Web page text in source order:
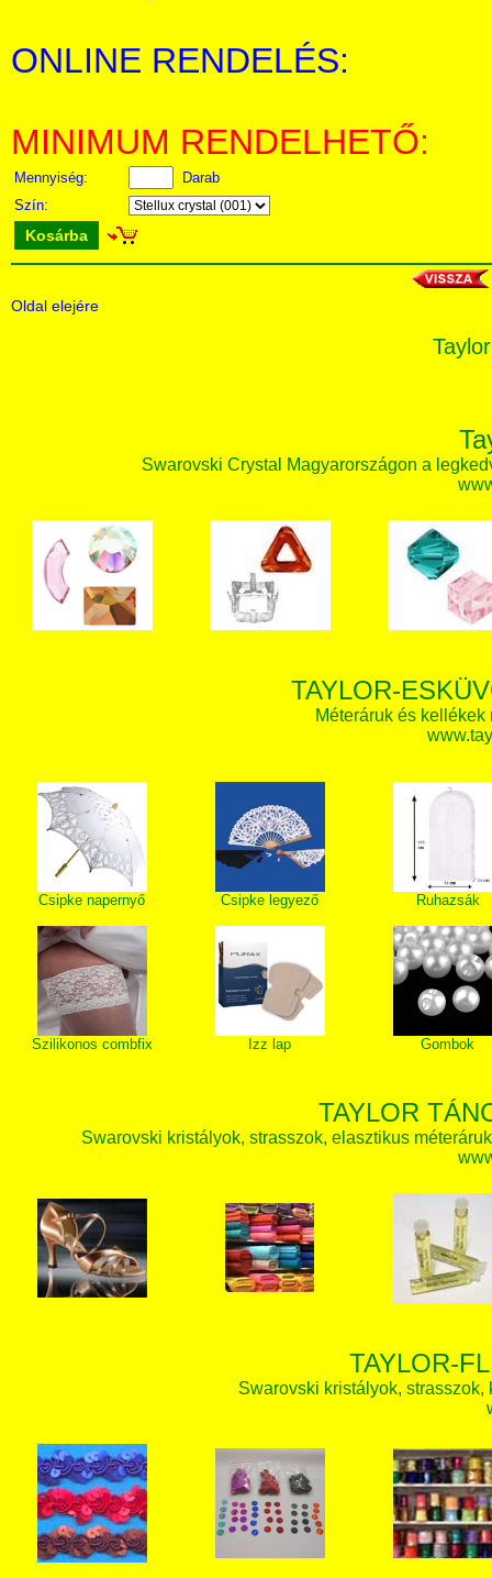
ONLINE RENDELÉS:
MINIMUM RENDELHETŐ:
Mennyiség:
Darab
Szín:
Kosárba
Oldal elejére
Swarovski Crystal Magyarországon a
TAYLOR-
Méteráruk és
Csipke napernyő Csipke legyező Ruhazsák
Szilikonos combfix Izz lap Gombok
TAYLOR
Swarovski kristályok, strasszok, elasztikus
TAYLOR-
Swarovski kristályok,